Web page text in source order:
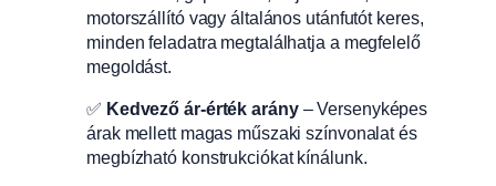
motorszállító vagy általános utánfutót keres,
minden feladatra megtalálhatja a megfelelő
megoldást.
✅ Kedvező ár-érték arány– Versenyképes
árak mellett magas műszaki színvonalat és
megbízható konstrukciókat kínálunk.